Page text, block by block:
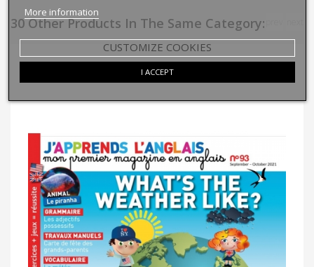
30 Other Products In The Same Category:
More information
CUSTOMIZE COOKIES
I ACCEPT